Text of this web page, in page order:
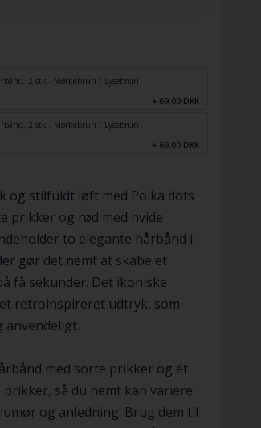
2 stk - Mørkebrun / Lysebrun
+ 69,00 DKK
2 stk - Mørkebrun / Lysebrun
+ 69,00 DKK
og stilfuldt løft med Polka dots
prikker og rød med hvide
to elegante hårbånd i
gør det nemt at skabe et
få sekunder. Det ikoniske
retroinspireret udtryk, som
anvendeligt.
med sorte prikker og ét
så du nemt kan variere
og anledning. Brug dem til